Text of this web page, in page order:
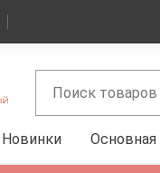
Новинки Основная